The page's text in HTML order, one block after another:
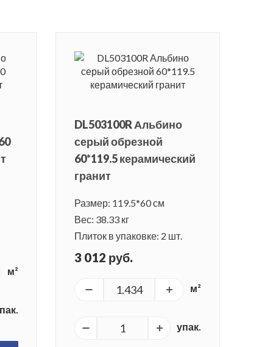
м²
DL503100R Альбино
серый обрезной
60*119.5 керамический
гранит
Размер: 119.5*60 см
Вес: 38.33 кг
Плиток в упаковке: 2 шт.
3 012 руб.
м²
упак.